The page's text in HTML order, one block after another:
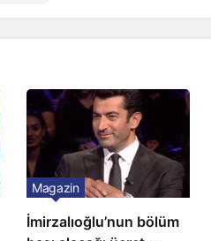
İmirzalıoğlu’nun bölüm
Magazin